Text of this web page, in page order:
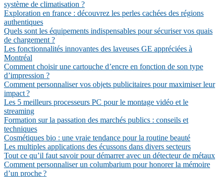
système de climatisation ?
Exploration en france : découvrez les perles cachées des régions
authentiques
Quels sont les équipements indispensables pour sécuriser vos quais
de chargement ?
Les fonctionnalités innovantes des laveuses GE appréciées à
Montréal
Comment choisir une cartouche d’encre en fonction de son type
d’impression ?
Comment personnaliser vos objets publicitaires pour maximiser leur
impact ?
Les 5 meilleurs processeurs PC pour le montage vidéo et le
streaming
Formation sur la passation des marchés publics : conseils et
techniques
Cosmétiques bio : une vraie tendance pour la routine beauté
Les multiples applications des écussons dans divers secteurs
Tout ce qu’il faut savoir pour démarrer avec un détecteur de métaux
Comment personnaliser un columbarium pour honorer la mémoire
d’un proche ?